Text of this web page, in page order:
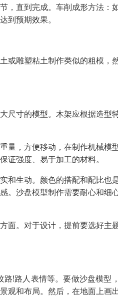
，直到完成。车削成形方法：
到预期效果。
或雕塑粘土制作类似的粗模，
尺寸的模型。木架应根据造型
量，方便移动，在制作机械模
强度、易于加工的材料。
和生动。颜色的搭配和配比也
。沙盘模型制作需要耐心和细
面。对于设计，提前要选好主
!路人表情等。要做沙盘模型
观和布局。然后，在地面上画